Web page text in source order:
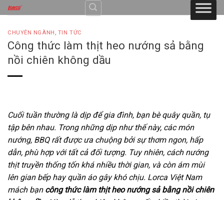
Skip
to
content
CHUYÊN NGÀNH , TIN TỨC
Công thức làm thịt heo nướng sả bằng
nồi chiên không dầu
Cuối tuần thường là dịp để gia đình, bạn bè quây quần, tụ
tập bên nhau. Trong những dịp như thế này, các món
nướng, BBQ rất được ưa chuộng bởi sự thơm ngon, hấp
dẫn, phù hợp với tất cả đối tượng. Tuy nhiên, cách nướng
thịt truyền thống tốn khá nhiều thời gian, và còn ám mùi
lên gian bếp hay quần áo gây khó chịu. Lorca Việt Nam
mách bạn công thức làm thịt heo nướng sả bằng nồi chiên